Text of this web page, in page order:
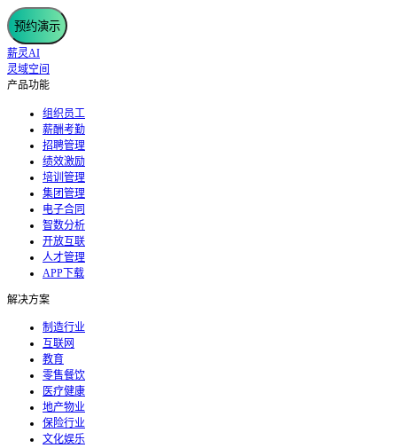
预约演示
薪灵AI
灵域空间
产品功能
组织员工
薪酬考勤
招聘管理
绩效激励
培训管理
集团管理
电子合同
智数分析
开放互联
人才管理
APP下载
解决方案
制造行业
互联网
教育
零售餐饮
医疗健康
地产物业
保险行业
文化娱乐